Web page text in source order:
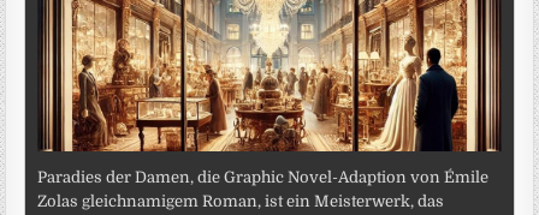
Paradies der Damen, die Graphic Novel-Adaption von Émile
Zolas gleichnamigem Roman, ist ein Meisterwerk, das